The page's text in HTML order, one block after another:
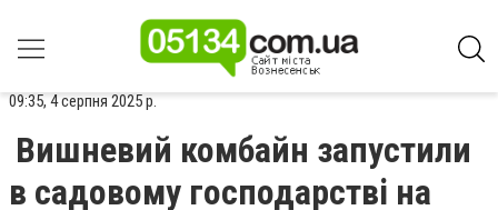
09:35, 4 серпня 2025 р.
Вишневий комбайн запустили
в садовому господарстві на